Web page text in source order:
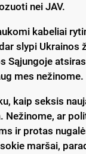
nei JAV.
kabeliai
slypi Ukrainos
Sąjungoje
mes nežinome.
kaip seksis
ar
ir protas
maršai,